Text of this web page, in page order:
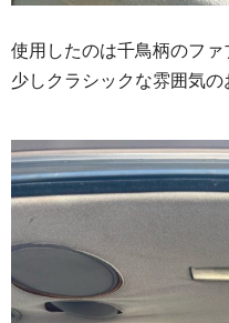
使用したのは千鳥柄のファ
少しクラシックな雰囲気の